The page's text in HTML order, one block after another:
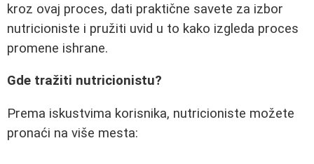
kroz ovaj proces, dati praktične savete za izbor
nutricioniste i pružiti uvid u to kako izgleda proces
promene ishrane.
Gde tražiti nutricionistu?
Prema iskustvima korisnika, nutricioniste možete
pronaći na više mesta: